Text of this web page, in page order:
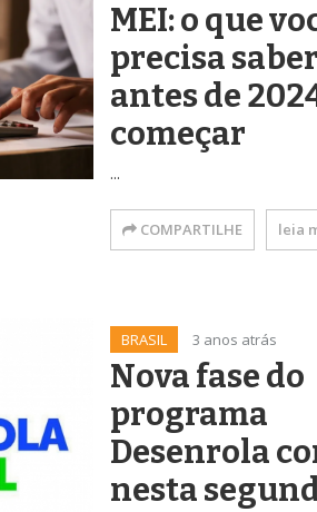
MEI: o que
precisa saber
antes de
começar
...
COMPARTILHE leia
BRASIL 3 anos atrás
Nova fase do
programa
Desenrola
nesta